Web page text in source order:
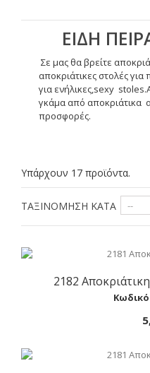
ΕΙΔΗ
Σε μας θα βρείτε
αποκριάτικες στολές για
για ενήλικες, sexy stoles
γκάμα από αποκριάτικα
προσφορές.
Υπάρχουν 17 προϊόντα.
ΤΑΞΙΝΌΜΗΣΗ ΚΑΤΆ
2182